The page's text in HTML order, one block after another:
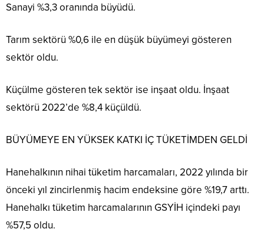
Sanayi %3,3 oranında büyüdü.
Tarım sektörü %0,6 ile en düşük büyümeyi gösteren
sektör oldu.
Küçülme gösteren tek sektör ise inşaat oldu. İnşaat
sektörü 2022’de %8,4 küçüldü.
BÜYÜMEYE EN YÜKSEK KATKI İÇ TÜKETİMDEN GELDİ
Hanehalkının nihai tüketim harcamaları, 2022 yılında bir
önceki yıl zincirlenmiş hacim endeksine göre %19,7 arttı.
Hanehalkı tüketim harcamalarının GSYİH içindeki payı
%57,5 oldu.